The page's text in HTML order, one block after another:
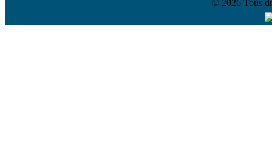
© 2026 Tous